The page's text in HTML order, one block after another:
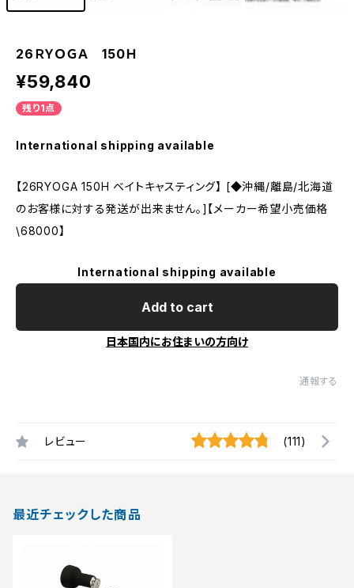
26ＲＹＯＧＡ 150Ｈ
¥59,840
残り1点
International shipping available
【26RYOGA 150H ベイトキャスティング】 [◆沖縄/離島/北海道
のお客様に対する発送が出来ません。]【メーカー希望小売価格
\68000】
International shipping available
Add to cart
日本国内にお住まいの方向け
通報する
レビュー (111)
最近チェックした商品